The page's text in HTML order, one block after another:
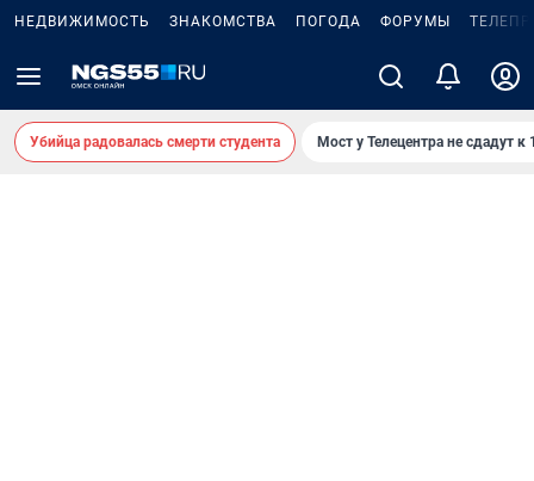
НЕДВИЖИМОСТЬ ЗНАКОМСТВА ПОГОДА ФОРУМЫ
Убийца радовалась смерти студента Мост у Телецентра не сдадут к